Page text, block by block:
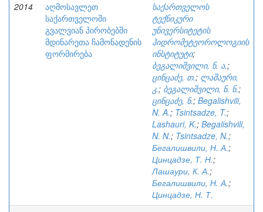
2014
აღმოსავლეთ
საქართველოში
გვალვიან პირობებში
მდინარეთა ჩამონადენის
ფორმირება
საქართველოს
ტექნიკური
უნივერსიტეტის
ჰიდრომეტეოროლოგიის
ინსტიტუტი;
ბეგალიშვილი, ნ. ა.;
ცინცაძე, თ.; ლაშაური,
კ.; ბეგალიშვილი, ნ. ნ.;
ცინცაძე, ნ.; Begalishvili,
N. A.; Tsintsadze, T.;
Lashauri, K.; Begalishvili,
N. N.; Tsintsadze, N.;
Бегалишвили, Н. А.;
Цинцадзе, Т. Н.;
Лашаури, К. А.;
Бегалишвили, Н. А.;
Цинцадзе, Н. Т.